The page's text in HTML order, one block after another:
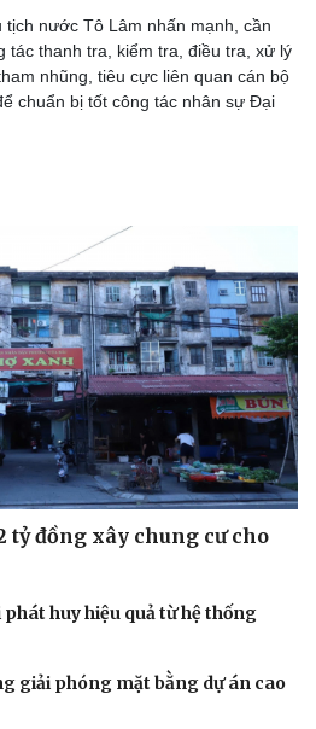
Ô tô
Xe máy
Tư vấn
tịch nước Tô Lâm nhấn mạnh, cần
tác thanh tra, kiểm tra, điều tra, xử lý
nhũng, tiêu cực liên quan cán bộ
chuẩn bị tốt công tác nhân sự Đại
tỷ đồng xây chung cư cho
huy hiệu quả từ hệ thống
giải phóng mặt bằng dự án cao